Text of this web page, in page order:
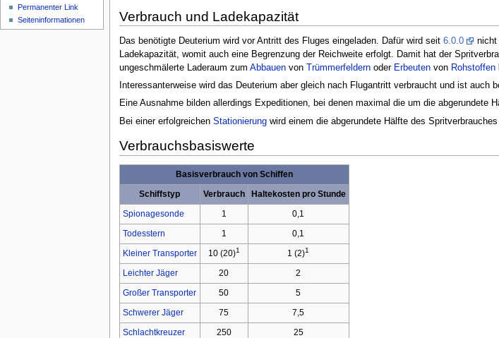
Verbrauch und Ladekapazität
Das benötigte Deuterium wird vor Antritt des Fluges eingeladen. Dafür wird seit 6.0.0 nicht
Ladekapazität, womit auch eine Begrenzung der Reichweite erfolgt. Damit hat der
ungeschmälerte Laderaum zum Abbauenvon Trümmerfeldernoder Erbeutenvon Rohstoffen
Interessanterweise wird das Deuterium aber gleich nach Flugantritt verbraucht und ist auch
Eine Ausnahme bilden allerdings Expeditionen, bei denen maximal die um die
Bei einer erfolgreichen Stationierungwird einem die abgerundete Hälfte des
Verbrauchsbasiswerte
Basisverbrauch von Schiffen
Schiffstyp
Verbrauch
Haltekosten pro Stunde
Spionagesonde
1
0,1
Todesstern
1
0,1
Kleiner Transporter
10 (20)1 1 (2)1
Leichter Jäger 20
2
Großer Transporter
50
5
Schwerer Jäger
75
7,5
Schlachtkreuzer
250
25
Permanenter Link
Seiteninformationen